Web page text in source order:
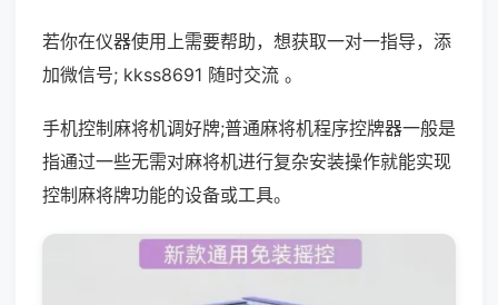
若你在仪器使用上需要帮助，想获取一对一指导，添
加微信号; kkss8691 随时交流 。
手机控制麻将机调好牌;普通麻将机程序控牌器一般是
指通过一些无需对麻将机进行复杂安装操作就能实现
控制麻将牌功能的设备或工具。